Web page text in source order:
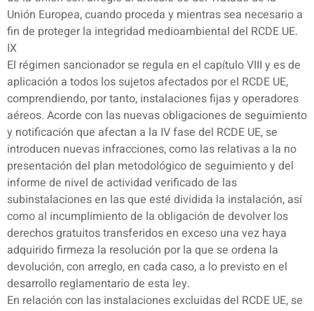
Unión Europea, cuando proceda y mientras sea necesario a
fin de proteger la integridad medioambiental del RCDE UE.
IX
El régimen sancionador se regula en el capítulo VIII y es de
aplicación a todos los sujetos afectados por el RCDE UE,
comprendiendo, por tanto, instalaciones fijas y operadores
aéreos. Acorde con las nuevas obligaciones de seguimiento
y notificación que afectan a la IV fase del RCDE UE, se
introducen nuevas infracciones, como las relativas a la no
presentación del plan metodológico de seguimiento y del
informe de nivel de actividad verificado de las
subinstalaciones en las que esté dividida la instalación, así
como al incumplimiento de la obligación de devolver los
derechos gratuitos transferidos en exceso una vez haya
adquirido firmeza la resolución por la que se ordena la
devolución, con arreglo, en cada caso, a lo previsto en el
desarrollo reglamentario de esta ley.
En relación con las instalaciones excluidas del RCDE UE, se